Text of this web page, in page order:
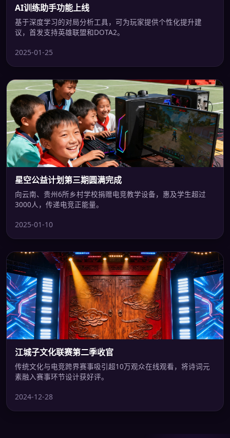
AI训练助手功能上线
基于深度学习的对局分析工具，可为玩家提供个性化提升建
议，首发支持英雄联盟和DOTA2。
2025-01-25
星空公益计划第三期圆满完成
向云南、贵州6所乡村学校捐赠电竞教学设备，惠及学生超过
3000人，传递电竞正能量。
2025-01-10
江城子文化联赛第二季收官
传统文化与电竞跨界赛事吸引超10万观众在线观看，将诗词元
素融入赛事环节设计获好评。
2024-12-28